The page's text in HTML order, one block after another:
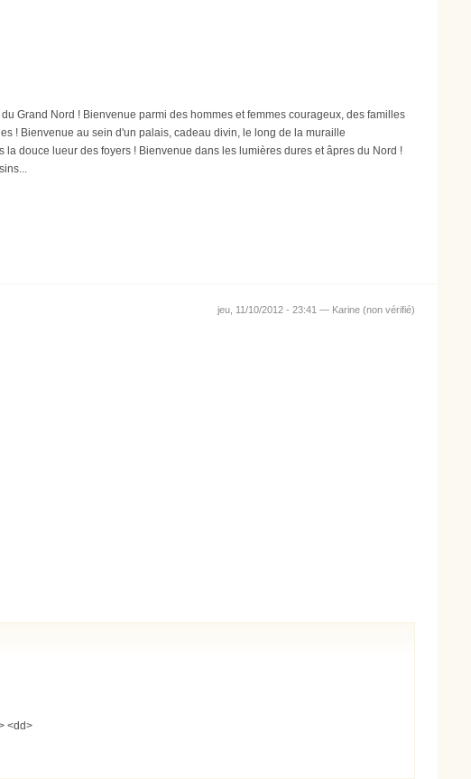
Grand Nord ! Bienvenue parmi des hommes et femmes courageux, des familles
! Bienvenue au sein d'un palais, cadeau divin, le long de la muraille
douce lueur des foyers ! Bienvenue dans les lumières dures et âpres du Nord !
jeu, 11/10/2012 - 23:41 — Karine (non vérifié)
<dd>